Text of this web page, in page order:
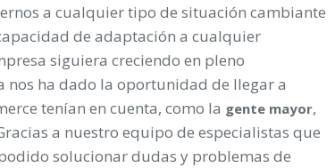
a cualquier tipo de situación cambiante
de adaptación a cualquier
siguiera creciendo en pleno
nos ha dado la oportunidad de llegar a
tenían en cuenta, como la gente mayor,
a nuestro equipo de especialistas que
solucionar dudas y problemas de